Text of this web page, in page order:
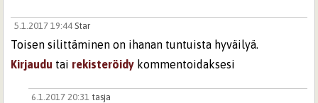
5.1.2017 19:44 Star
Toisen silittäminen on ihanan tuntuista hyväilyä.
Kirjaudu tai rekisteröidy kommentoidaksesi
6.1.2017 20:31 tasja